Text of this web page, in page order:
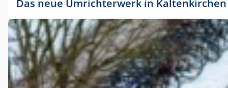
Das neue Umrichterwerk in Kaltenkirchen